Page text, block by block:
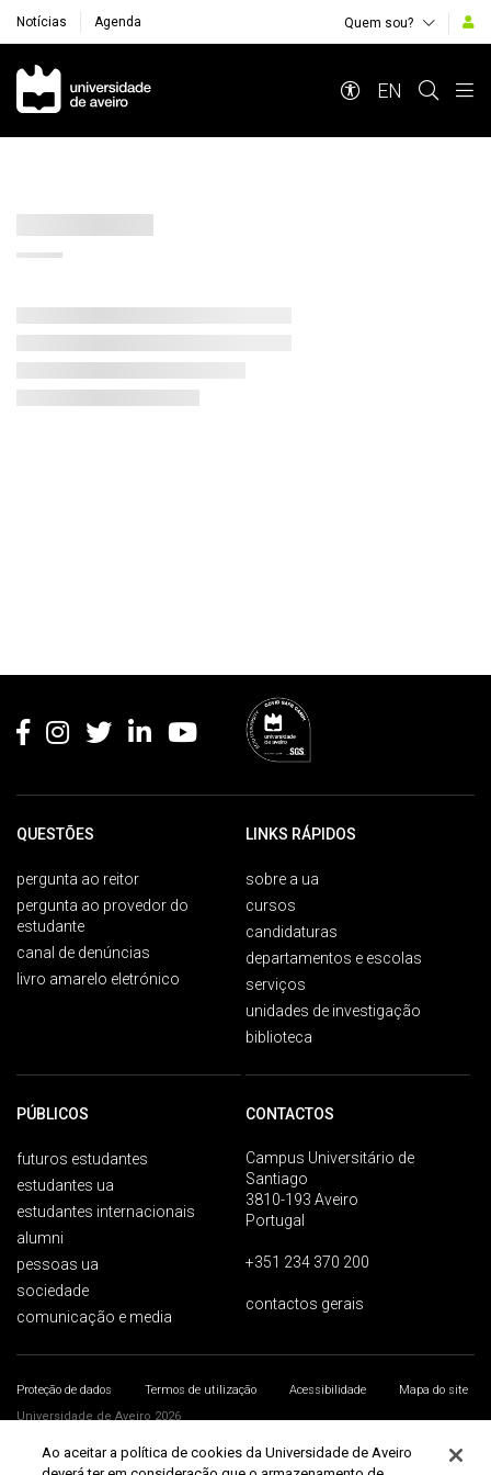
Notícias Agenda Quem sou?
Navegação Principal
EN
QUESTÕES
pergunta ao reitor
pergunta ao provedor do
estudante
canal de denúncias
livro amarelo eletrónico
LINKS RÁPIDOS
sobre a ua
cursos
candidaturas
departamentos e escolas
serviços
unidades de investigação
biblioteca
PÚBLICOS
futuros estudantes
estudantes ua
estudantes internacionais
alumni
pessoas ua
sociedade
comunicação e media
CONTACTOS
Campus Universitário de
Santiago
3810-193 Aveiro
Portugal
+351 234 370 200
contactos gerais
Proteção de dados Termos de utilização Acessibilidade
Mapa do site
Universidade de Aveiro 2026
Ao aceitar a política de cookies da Universidade de Aveiro